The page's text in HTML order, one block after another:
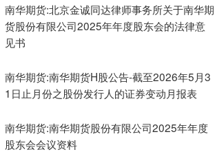
南华期货:北京金诚同达律师事务所关于南华期
货股份有限公司2025年年度股东会的法律意
见书
南华期货:南华期货H股公告-截至2026年5月3
1日止月份之股份发行人的证券变动月报表
南华期货:南华期货股份有限公司2025年年度
股东会会议资料